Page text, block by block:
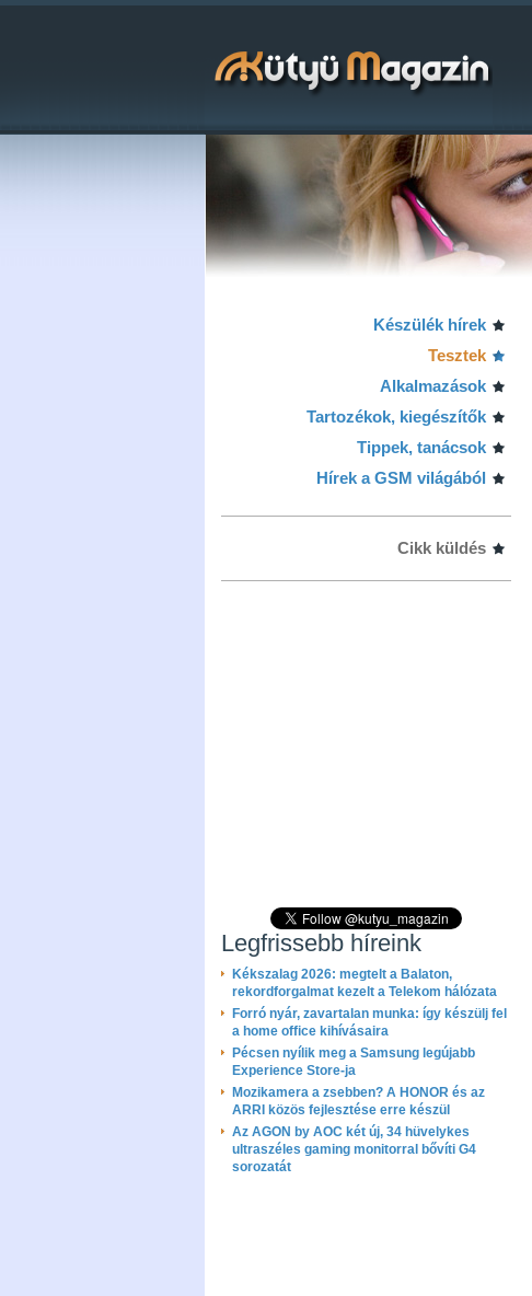
Készülék hírek
Tesztek
Alkalmazások
Tartozékok, kiegészítők
Tippek, tanácsok
Hírek a GSM világából
Cikk küldés
Legfrissebb híreink
Kékszalag 2026: megtelt a Balaton,
rekordforgalmat kezelt a Telekom hálózata
Forró nyár, zavartalan munka: így készülj fel
a home office kihívásaira
Pécsen nyílik meg a Samsung legújabb
Experience Store-ja
Mozikamera a zsebben? A HONOR és az
ARRI közös fejlesztése erre készül
Az AGON by AOC két új, 34 hüvelykes
ultraszéles gaming monitorral bővíti G4
sorozatát